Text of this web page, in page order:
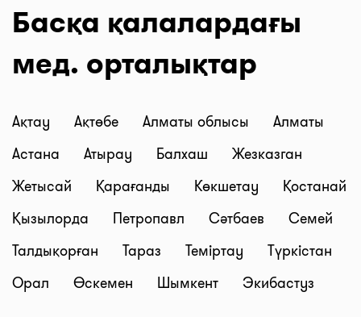
Басқа қалалардағы
мед. орталықтар
Ақтау Ақтөбе Алматы облысы
Алматы
Астана
Атырау Балхаш
Жезказган
Жетысай
Қарағанды Көкшетау
Қостанай
Қызылорда
Петропавл Сәтбаев
Семей
Талдықорған
Тараз Теміртау
Түркістан
Орал
Өскемен Шымкент Экибастуз